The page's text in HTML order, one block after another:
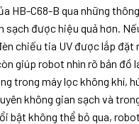
HB-C68-B qua những
được hiệu quả hơn.
chiếu tia UV được lắp
giúp robot nhìn rõ bản đồ
trong máy lọc không
không gian sạch và
bật không thể bỏ qua,